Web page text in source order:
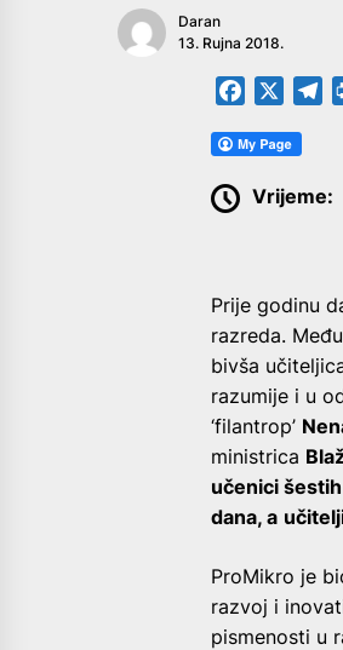
Daran
13. Rujna 2018.
Facebook
Vrijeme:
Prije godinu
razreda.
bivša
razumije i u
‘filantrop’
ministrica
učenici
dana, a
ProMikro je
razvoj i
pismenosti u